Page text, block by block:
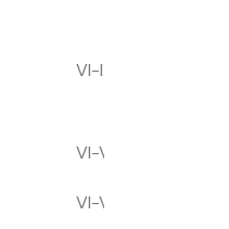
VI-IX
VI-VIII
VI-VIII